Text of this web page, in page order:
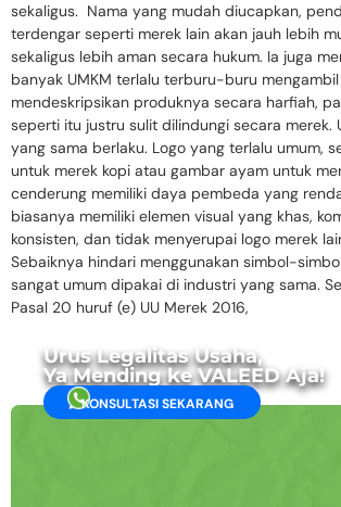
sekaligus. Nama yang mudah diucapkan,
terdengar seperti merek lain akan jauh lebih
sekaligus lebih aman secara hukum. Ia juga
banyak UMKM terlalu terburu-buru
mendeskripsikan produknya secara harfiah,
seperti itu justru sulit dilindungi secara merek.
yang sama berlaku. Logo yang terlalu umum,
untuk merek kopi atau gambar ayam untuk
cenderung memiliki daya pembeda yang
biasanya memiliki elemen visual yang khas,
konsisten, dan tidak menyerupai logo merek
Sebaiknya hindari menggunakan simbol-
sangat umum dipakai di industri yang sama.
Pasal 20 huruf (e) UU Merek 2016,
Urus Legalitas Usaha,
Ya Mending ke VALEED Aja!
KONSULTASI SEKARANG